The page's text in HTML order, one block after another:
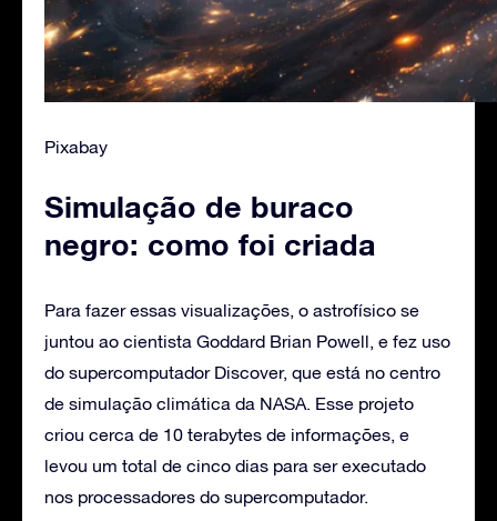
Pixabay
Simulação de buraco
negro: como foi criada
Para fazer essas visualizações, o astrofísico se
juntou ao cientista Goddard Brian Powell, e fez uso
do supercomputador Discover, que está no centro
de simulação climática da NASA. Esse projeto
criou cerca de 10 terabytes de informações, e
levou um total de cinco dias para ser executado
nos processadores do supercomputador.